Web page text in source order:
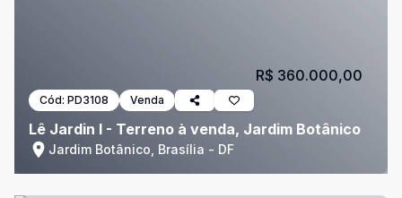
Cód: PD3108 Venda
Lê Jardin I - Terreno à venda, Jardim Botânico
Jardim Botânico, Brasília - DF
R$ 360.000,00